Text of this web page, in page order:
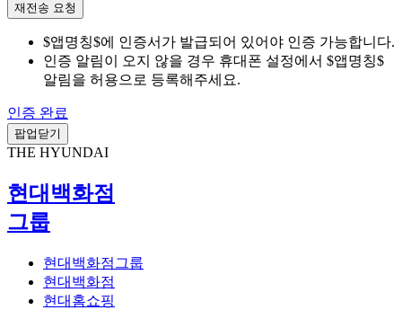
재전송 요청
$앱명칭$에 인증서가 발급되어 있어야 인증 가능합니다.
인증 알림이 오지 않을 경우 휴대폰 설정에서 $앱명칭$
알림을 허용으로 등록해주세요.
인증 완료
팝업닫기
THE HYUNDAI
현대백화점
그룹
현대백화점그룹
현대백화점
현대홈쇼핑